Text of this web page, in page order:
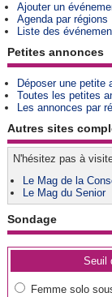
Ajouter un
Agenda par régions
Liste des
Petites annonces
Déposer une petite
Toutes les petites
Les annonces par
Autres sites
N'hésitez pas à
Le Mag de la
Le Mag du Senior
Sondage
Seuil
Femme solo